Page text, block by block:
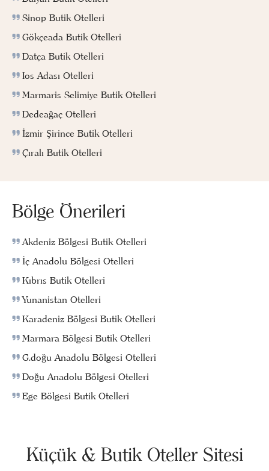
Sinop Butik Otelleri
Gökçeada Butik Otelleri
Datça Butik Otelleri
Ios Adası Otelleri
Marmaris Selimiye Butik Otelleri
Dedeağaç Otelleri
İzmir Şirince Butik Otelleri
Çıralı Butik Otelleri
Bölge Önerileri
Akdeniz Bölgesi Butik Otelleri
İç Anadolu Bölgesi Otelleri
Kıbrıs Butik Otelleri
Yunanistan Otelleri
Karadeniz Bölgesi Butik Otelleri
Marmara Bölgesi Butik Otelleri
G.doğu Anadolu Bölgesi Otelleri
Doğu Anadolu Bölgesi Otelleri
Ege Bölgesi Butik Otelleri
Küçük & Butik Oteller Sitesi